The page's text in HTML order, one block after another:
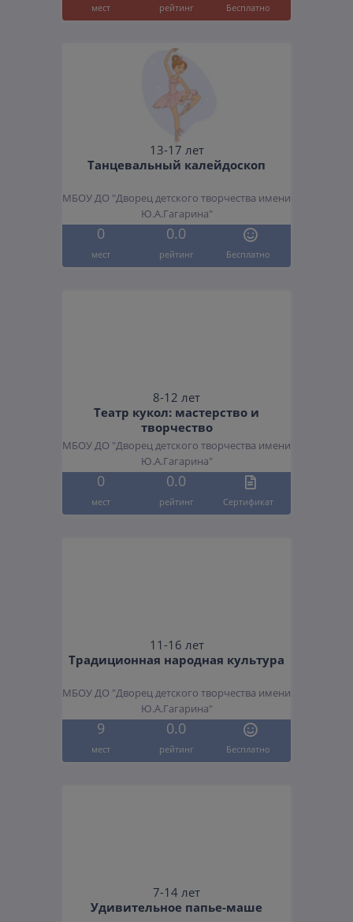
мест рейтинг Бесплатно
13-17 лет
Танцевальный калейдоскоп
МБОУ ДО "Дворец детского творчества имени
Ю.А.Гагарина"
0 0.0
мест рейтинг Бесплатно
8-12 лет
Театр кукол: мастерство и
творчество
МБОУ ДО "Дворец детского творчества имени
Ю.А.Гагарина"
0 0.0
мест рейтинг Cертификат
11-16 лет
Традиционная народная культура
МБОУ ДО "Дворец детского творчества имени
Ю.А.Гагарина"
9 0.0
мест рейтинг Бесплатно
7-14 лет
Удивительное папье-маше